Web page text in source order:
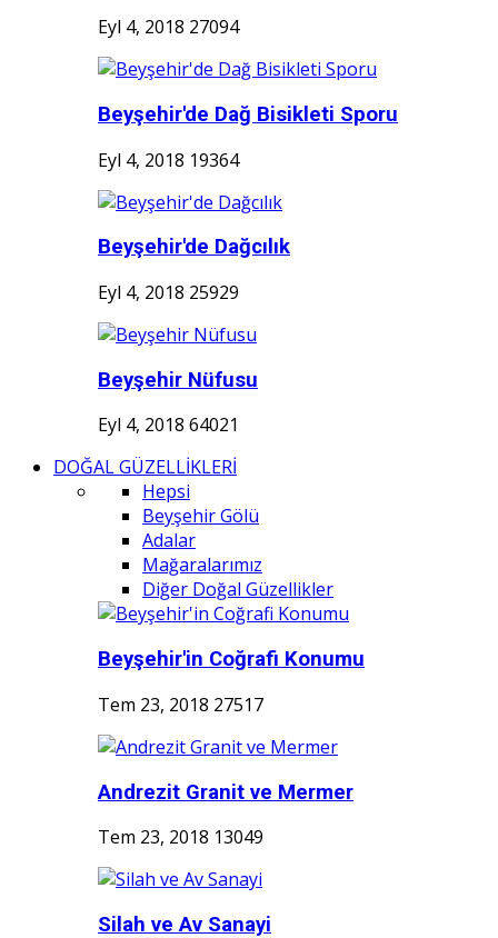
Eyl 4, 2018 27094
Beyşehir'de Dağ Bisikleti Sporu
Eyl 4, 2018 19364
Beyşehir'de Dağcılık
Eyl 4, 2018 25929
Beyşehir Nüfusu
Eyl 4, 2018 64021
DOĞAL GÜZELLİKLERİ
Hepsi
Beyşehir Gölü
Adalar
Mağaralarımız
Diğer Doğal Güzellikler
Beyşehir'in Coğrafi Konumu
Tem 23, 2018 27517
Andrezit Granit ve Mermer
Tem 23, 2018 13049
Silah ve Av Sanayi